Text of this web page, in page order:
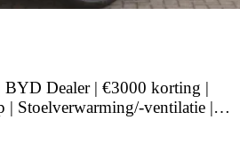
Dealer | €3000 korting |
| Stoelverwarming/-ventilatie |